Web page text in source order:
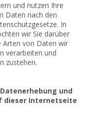
und nutzen Ihre
Daten nach den
In
wir Sie darüber
Arten von Daten wir
verarbeiten und
zustehen.
und
dieser Internetseite​